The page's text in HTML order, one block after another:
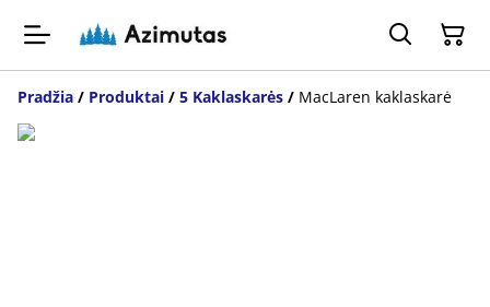
Pradžia / Produktai / 5 Kaklaskarės / MacLaren kaklaskarė